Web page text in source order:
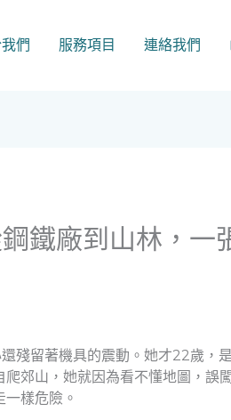
們 服務項目 連絡我們
鐵廠到山林，一
殘留著機具的震動。她才22歲，
郊山，她就因為看不懂地圖，誤
一樣危險。